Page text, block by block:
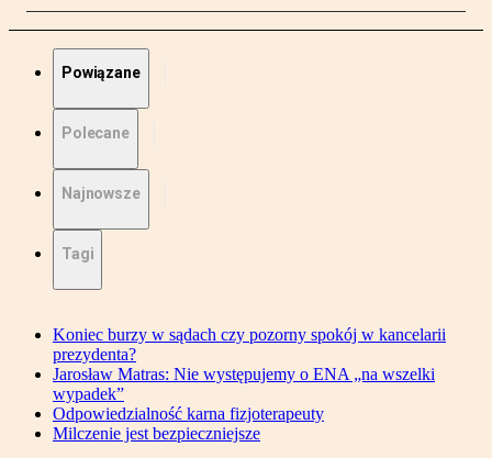
Powiązane
Polecane
Najnowsze
Tagi
Koniec burzy w sądach czy pozorny spokój w kancelarii
prezydenta?
Jarosław Matras: Nie występujemy o ENA „na wszelki
wypadek”
Odpowiedzialność karna fizjoterapeuty
Milczenie jest bezpieczniejsze